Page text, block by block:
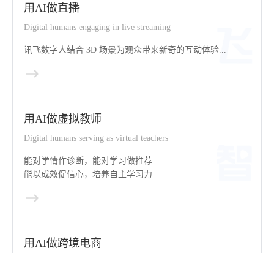
用AI做直播
Digital humans engaging in live streaming
讯飞数字人结合 3D 场景为观众带来新奇的互动体验...
用AI做虚拟教师
Digital humans serving as virtual teachers
能对学情作诊断，能对学习做推荐
能以成效促信心，培养自主学习力
用AI做跨境电商